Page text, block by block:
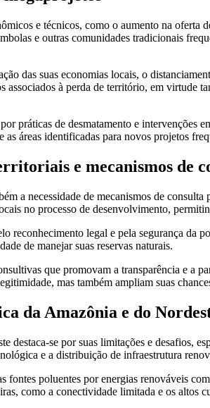
e técnicos, como o aumento na oferta
e outras comunidades tradicionais
das suas economias locais, o
associados à perda de território, em virtude
práticas de desmatamento e
áreas identificadas para novos projetos
e mecanismos de
a necessidade de mecanismos de
no processo de desenvolvimento,
reconhecimento legal e pela segurança da
de manejar suas reservas naturais.
que promovam a transparência e a
mas também ampliam suas
da Amazônia e do
destaca-se por suas limitações e desafios,
e a distribuição de infraestrutura
fontes poluentes por energias renováveis
como a conectividade limitada e os altos